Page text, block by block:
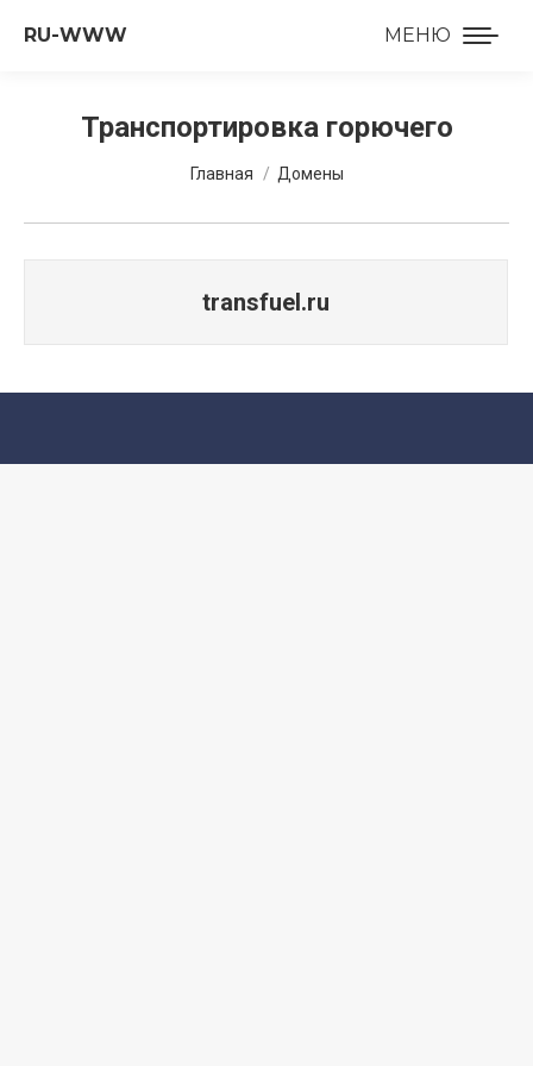
МЕНЮ
RU-WWW
Транспортировка горючего
Вы здесь:
Главная Домены
transfuel.ru